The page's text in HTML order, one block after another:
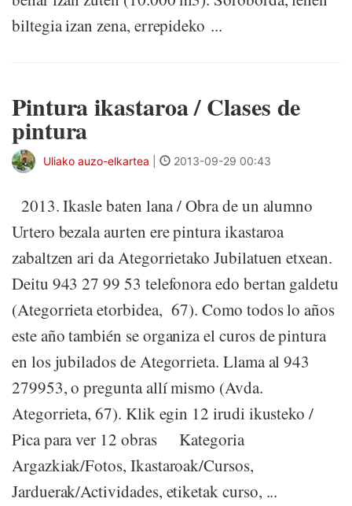
biltegia izan zena, errepideko ...
Pintura ikastaroa / Clases de
pintura
Uliako auzo-elkartea 2013-09-29 00:43
2013. Ikasle baten lana / Obra de un alumno
Urtero bezala aurten ere pintura ikastaroa
zabaltzen ari da Ategorrietako Jubilatuen etxean.
Deitu 943 27 99 53 telefonora edo bertan galdetu
(Ategorrieta etorbidea, 67). Como todos lo años
este año también se organiza el curos de pintura
en los jubilados de Ategorrieta. Llama al 943
279953, o pregunta allí mismo (Avda.
Ategorrieta, 67). Klik egin 12 irudi ikusteko /
Pica para ver 12 obras Kategoria
Argazkiak/Fotos, Ikastaroak/Cursos,
Jarduerak/Actividades, etiketak curso, ...